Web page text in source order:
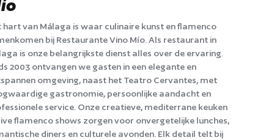
hart van Málaga is waar culinaire kunst en flamenco
bij Restaurante Vino Mío. Als restaurant in
is onze belangrijkste dienst alles over de ervaring.
2003 ontvangen we gasten in een elegante en
omgeving, naast het Teatro Cervantes, met
gastronomie, persoonlijke aandacht en
service. Onze creatieve, mediterrane keuken
flamenco shows zorgen voor onvergetelijke lunches,
diners en culturele avonden. Elk detail telt bij